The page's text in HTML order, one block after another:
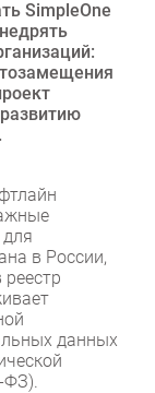
SimpleOne
в России,
реестр
данных